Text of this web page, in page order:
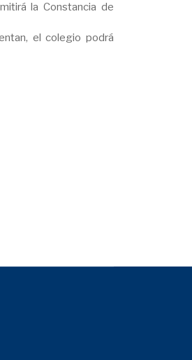
la Constancia de
el colegio podrá